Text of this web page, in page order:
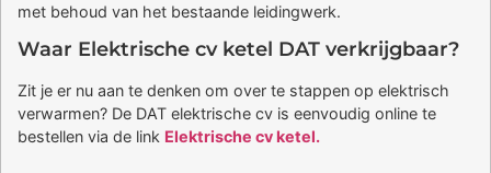
met behoud van het bestaande leidingwerk.
Waar Elektrische cv ketel DAT verkrijgbaar?
Zit je er nu aan te denken om over te stappen op elektrisch
verwarmen? De DAT elektrische cv is eenvoudig online te
bestellen via de link Elektrische cv ketel.